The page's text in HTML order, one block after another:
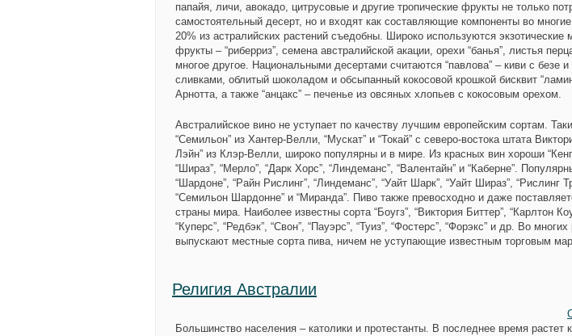
папайя, личи, авокадо, цитрусовые и другие тропические фрукты не только
самостоятельный десерт, но и входят как составляющие компоненты во
20% из астралийских растений съедобны. Широко используются
фрукты – “риберриз”, семена австралийской акации, орехи “банья”, листья
многое другое. Национальными десертами считаются “павлова” – киви с безе
сливками, облитый шоколадом и обсыпанный кокосовой крошкой бисквит
Арнотта, а также “анцакс” – печенье из овсяных хлопьев с кокосовым орехом.
Австралийское вино не уступает по качеству лучшим европейским сортам.
“Семильон” из Хантер-Велли, “Мускат” и “Токай” с северо-востока штата
Лэйн” из Клэр-Велли, широко популярны и в мире. Из красных вин хороши
“Шираз”, “Мерло”, “Дарк Хорс”, “Линдеманс”, “Валентайн” и “Каберне”.
“Шардоне”, “Райн Рислинг”, “Линдеманс”, “Уайт Шарк”, “Уайт Шираз”, “Рислинг
“Семильон Шардонне” и “Миранда”. Пиво также превосходно и даже
страны мира. Наиболее известны сорта “Боугз”, “Виктория Биттер”, “Карлтон
“Куперс”, “Редбэк”, “Свон”, “Пауэрс”, “Туиз”, “Фостерс”, “Форэкс” и др. Во многих
выпускают местные сорта пива, ничем не уступающие известным торговым
Религия Австралии
Большинство населения – католики и протестанты. В последнее время растет